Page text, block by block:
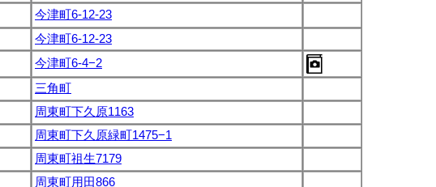
今津町6-12-23
今津町6-12-23
今津町6-4−2
三角町
周東町下久原1163
周東町下久原緑町1475−1
周東町祖生7179
周東町用田866